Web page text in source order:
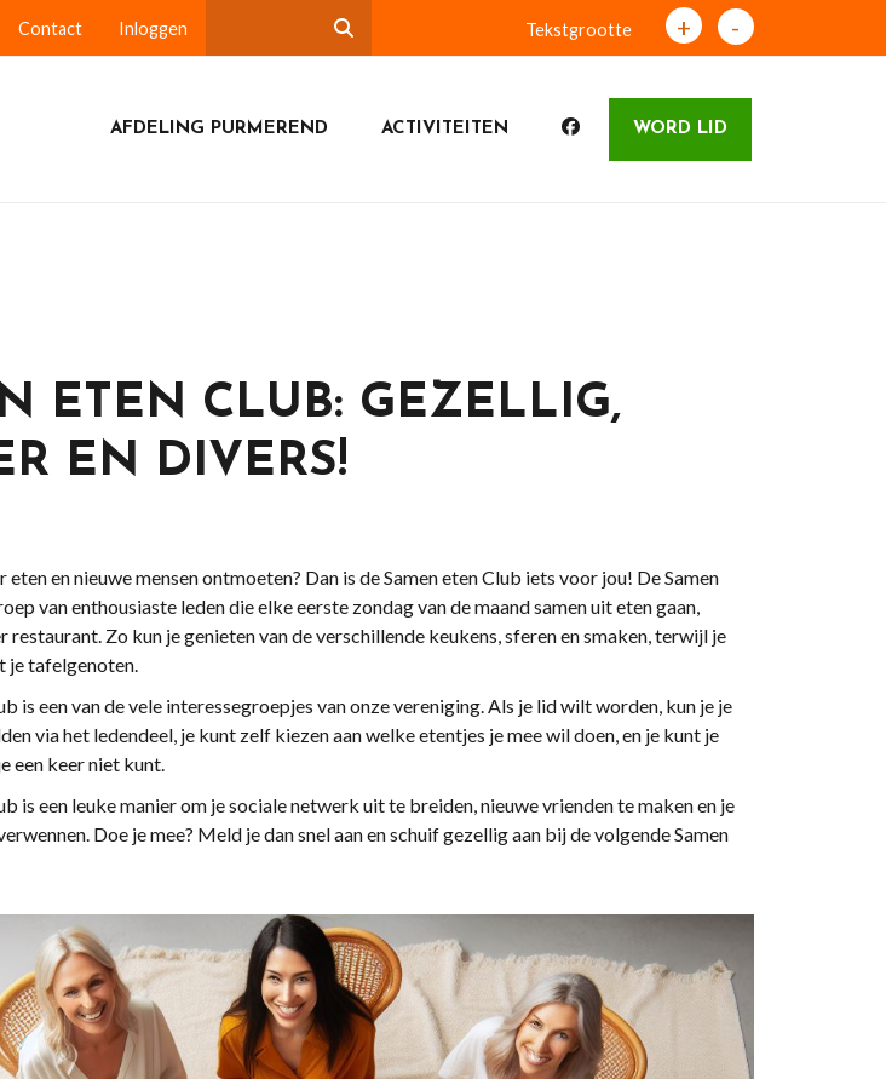
Contact Inloggen Tekstgrootte + -
AFDELING PURMEREND ACTIVITEITEN WORD LID
ETEN CLUB: GEZELLIG,
EN DIVERS!
en nieuwe mensen ontmoeten? Dan is de Samen eten Club iets voor jou! De Samen
van enthousiaste leden die elke eerste zondag van de maand samen uit eten gaan,
restaurant. Zo kun je genieten van de verschillende keukens, sferen en smaken, terwijl je
je tafelgenoten.
is een van de vele interessegroepjes van onze vereniging. Als je lid wilt worden, kun je je
via het ledendeel, je kunt zelf kiezen aan welke etentjes je mee wil doen, en je kunt je
een keer niet kunt.
is een leuke manier om je sociale netwerk uit te breiden, nieuwe vrienden te maken en je
Doe je mee? Meld je dan snel aan en schuif gezellig aan bij de volgende Samen